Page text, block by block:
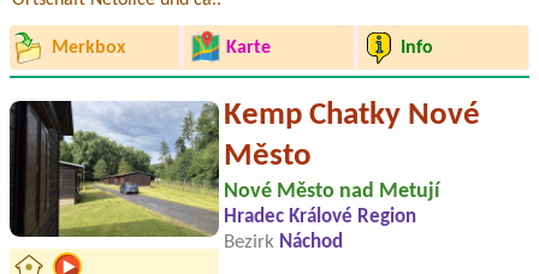
Merkbox Karte Info
Kemp Chatky Nové
Město
Nové Město nad Metují
Hradec Králové Region
Bezirk Náchod